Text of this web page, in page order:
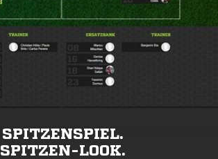
SPITZENSPIEL.
SPITZEN-LOOK.